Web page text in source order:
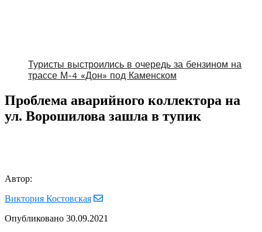
Туристы выстроились в очередь за бензином на
трассе М-4 «Дон» под Каменском
Проблема аварийного коллектора на
ул. Ворошилова зашла в тупик
Автор:
Виктория Костовская
Опубликовано 30.09.2021